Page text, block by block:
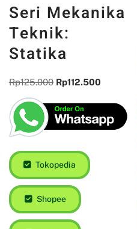
Seri Mekanika
Teknik:
Statika
Rp125.000 Rp112.500
Tokopedia
Shopee